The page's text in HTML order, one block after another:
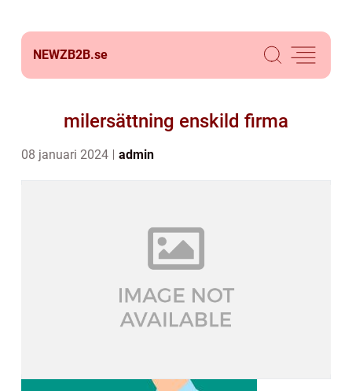
NEWZB2B.se
milersättning enskild firma
08 januari 2024 admin